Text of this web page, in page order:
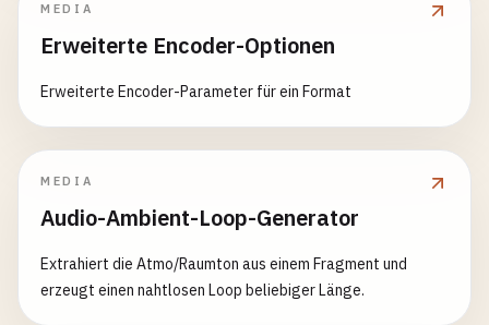
MEDIA
Erweiterte Encoder-Optionen
Erweiterte Encoder-Parameter für ein Format
MEDIA
Audio-Ambient-Loop-Generator
Extrahiert die Atmo/Raumton aus einem Fragment und
erzeugt einen nahtlosen Loop beliebiger Länge.